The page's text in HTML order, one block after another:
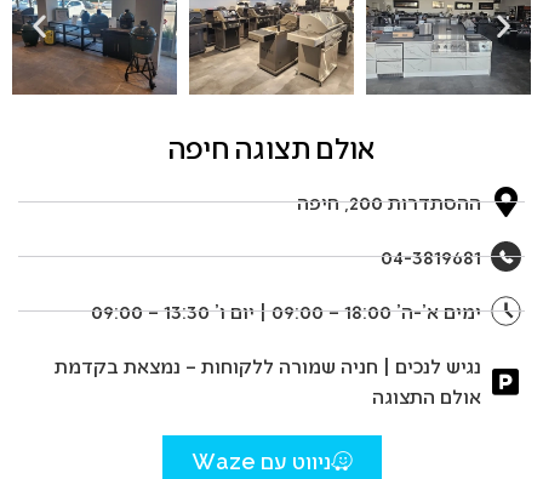
אולם תצוגה חיפה
ההסתדרות 200, חיפה
04-3819681
ימים א’-ה’ 18:00 – 09:00 | יום ו’ 13:30 – 09:00
נגיש לנכים | חניה שמורה ללקוחות – נמצאת בקדמת
אולם התצוגה
ניווט עם Waze